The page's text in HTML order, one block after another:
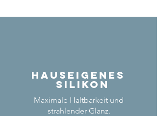
Hauseigenes
Silikon
Maximale Haltbarkeit und
strahlender Glanz.